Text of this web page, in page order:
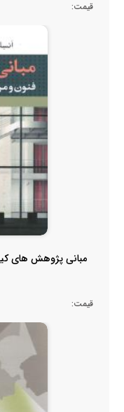
قیمت:
مبانی پژوهش های
قیمت: